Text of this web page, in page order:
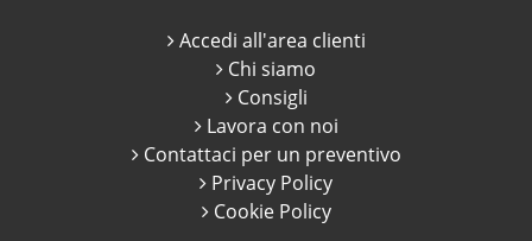
Accedi all'area clienti
Chi siamo
Consigli
Lavora con noi
Contattaci per un preventivo
Privacy Policy
Cookie Policy